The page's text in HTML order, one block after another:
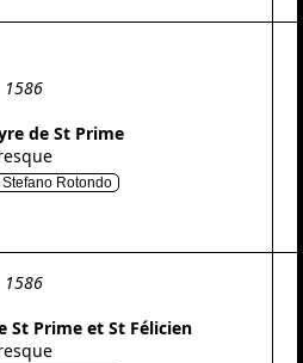
1586
de St Prime
Stefano Rotondo
1586
St Prime et St Félicien